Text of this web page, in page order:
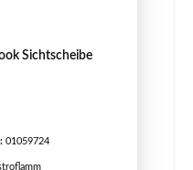
Sichtscheibe
01059724